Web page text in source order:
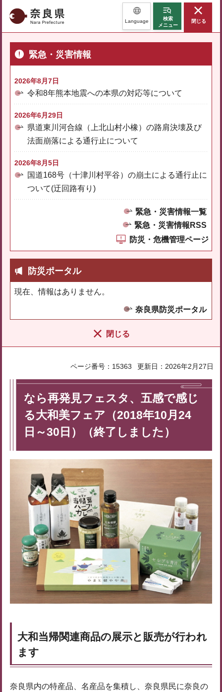
奈良県 Language
検索
メニュー
閉じる
緊急・災害情報
2026年8月7日
令和8年熊本地震への本県の対応等について
2026年6月29日
県道東川河合線（上北山村小橡）の路肩決壊及び
法面崩落による通行止について
2026年8月5日
国道168号（十津川村平谷）の崩土による通行止に
ついて(迂回路有り)
緊急・災害情報一覧
緊急・災害情報RSS
防災・危機管理ページ
防災ポータル
現在、情報はありません。
奈良県防災ポータル
閉じる
ページ番号：15363 更新日：2026年2月27日
なら再発見フェスタ、五感で感じ
る大和美フェア（2018年10月24
日～30日）（終了しました）
大和当帰関連商品の展示と販売が行われ
ます
奈良県内の特産品、名産品を集積し、奈良県民に奈良の